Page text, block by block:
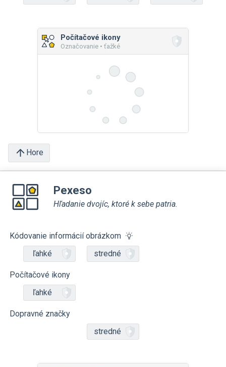
Počítačové ikony
Označovanie • ťažké
Hore
Pexeso
Hľadanie dvojíc, ktoré k sebe patria.
Kódovanie informácií obrázkom
ľahké
stredné
Počítačové ikony
ľahké
Dopravné značky
stredné